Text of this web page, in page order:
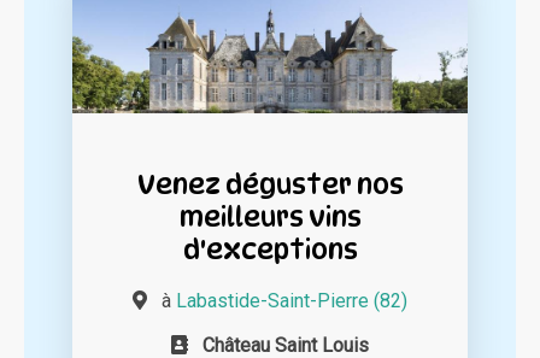
Venez déguster nos
meilleurs vins
d'exceptions
à Labastide-Saint-Pierre (82)
Château Saint Louis